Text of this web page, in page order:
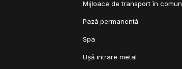
Mijloace de transport în comun
Pază permanentă
Spa
Ușă intrare metal